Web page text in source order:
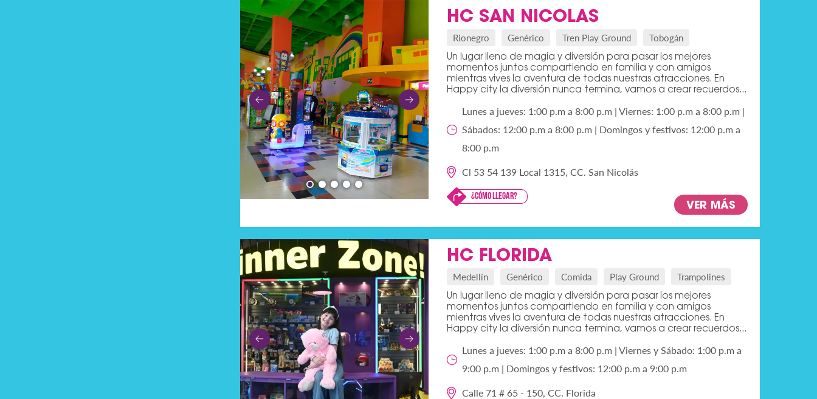
HC SAN NICOLAS
Rionegro Genérico Tren Play Ground Tobogán
Un lugar lleno de magia y diversión para pasar los mejores
momentos juntos compartiendo en familia y con amigos
mientras vives la aventura de todas nuestras atracciones. En
Happy city la diversión nunca termina, vamos a crear recuerdos...
Lunes a jueves: 1:00 p.m a 8:00 p.m | Viernes: 1:00 p.m a 8:00 p.m |
Sábados: 12:00 p.m a 8:00 p.m | Domingos y festivos: 12:00 p.m a
8:00 p.m
Cl 53 54 139 Local 1315, CC. San Nicolás
¿Cómo llegar?
VER MÁS
HC FLORIDA
Medellín Genérico Comida Play Ground Trampolines
Un lugar lleno de magia y diversión para pasar los mejores
momentos juntos compartiendo en familia y con amigos
mientras vives la aventura de todas nuestras atracciones. En
Happy city la diversión nunca termina, vamos a crear recuerdos...
Lunes a jueves: 1:00 p.m a 8:00 p.m | Viernes y Sábado: 1:00 p.m a
9:00 p.m | Domingos y festivos: 12:00 p.m a 9:00 p.m
Calle 71 # 65 - 150, CC. Florida